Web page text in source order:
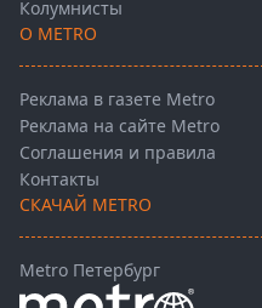
Колумнисты
О METRO
Реклама в газете Metro
Реклама на сайте Metro
Соглашения и правила
Контакты
СКАЧАЙ METRO
Metro Петербург